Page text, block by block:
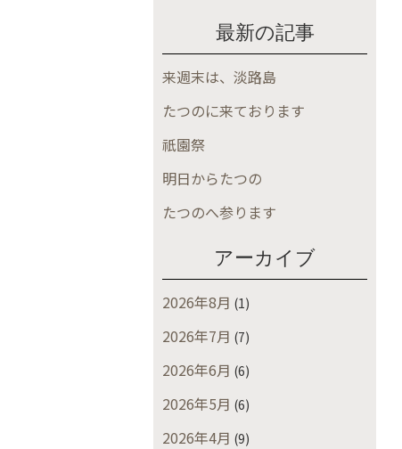
最新の記事
来週末は、淡路島
たつのに来ております
祇園祭
明日からたつの
たつのへ参ります
アーカイブ
2026年8月 (1)
2026年7月 (7)
2026年6月 (6)
2026年5月 (6)
2026年4月 (9)